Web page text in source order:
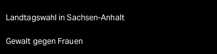
Landtagswahl in Sachsen-Anhalt
Gewalt gegen Frauen